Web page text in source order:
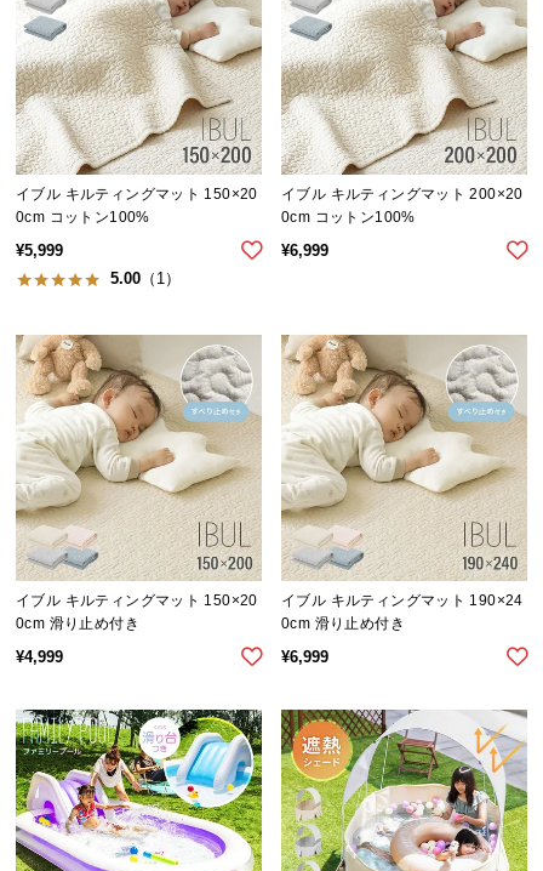
型
商
品
の
配
送
に
つ
い
て
梱
設
置
サ
ー
ビ
ス
に
つ
い
て
入
経
路
に
つ
い
イブル キルティングマット 150×20
0cm コットン100%
¥5,999
5.00 （1）
イブル キルティングマット 200×20
0cm コットン100%
¥6,999
イブル キルティングマット 150×20
0cm 滑り止め付き
¥4,999
イブル キルティングマット 190×24
0cm 滑り止め付き
¥6,999